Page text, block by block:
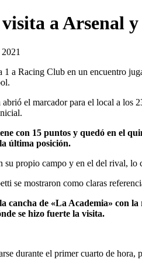
a Arsenal
1 a Racing Club en un encuentro
el marcador para el local a los
con 15 puntos y quedó en el
última posición.
su propio campo y en el del rival,
se mostraron como claras
de «La Academia» con
se hizo fuerte la visita.
durante el primer cuarto de